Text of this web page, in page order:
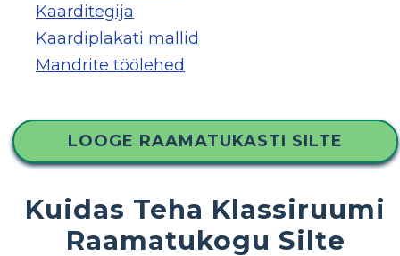
Kaarditegija
Kaardiplakati mallid
Mandrite töölehed
LOOGE RAAMATUKASTI SILTE
Kuidas Teha Klassiruumi
Raamatukogu Silte